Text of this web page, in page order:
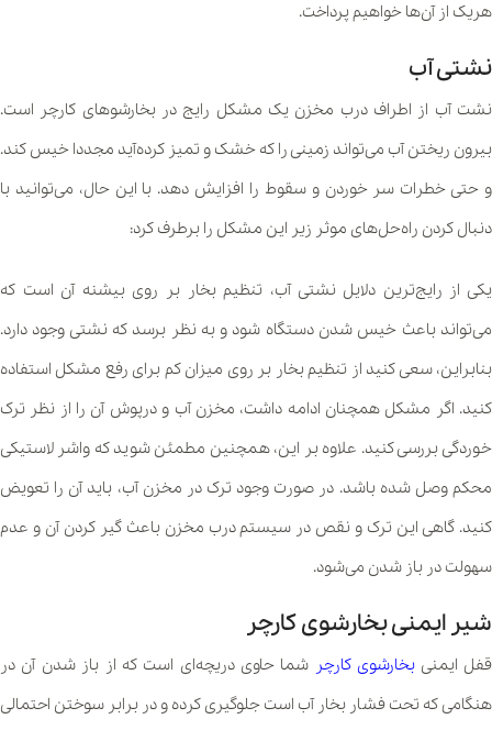
هریک از آن‌ها خواهیم پرداخت.
نشتی آب
نشت آب از اطراف درب مخزن یک مشکل رایج در بخارشوهای کارچر است.
بیرون ریختن آب می‌تواند زمینی را که خشک و تمیز کرده‌آید مجددا خیس کند.
و حتی خطرات سر خوردن و سقوط را افزایش دهد. با این حال، می‌توانید با
دنبال کردن راه‌حل‌های موثر زیر این مشکل را برطرف کرد:
یکی از رایج‌ترین دلایل نشتی آب، تنظیم بخار بر روی بیشنه آن است که
می‌تواند باعث خیس شدن دستگاه شود و به نظر برسد که نشتی وجود دارد.
بنابراین، سعی کنید از تنظیم بخار بر روی میزان کم برای رفع مشکل استفاده
کنید. اگر مشکل همچنان ادامه داشت، مخزن آب و درپوش آن را از نظر ترک
خوردگی بررسی کنید. علاوه بر این، همچنین مطمئن شوید که واشر لاستیکی
محکم وصل شده باشد. در صورت وجود ترک در مخزن آب، باید آن را تعویض
کنید. گاهی این ترک و نقص در سیستم درب مخزن باعث گیر کردن آن و عدم
سهولت در باز شدن می‌شود.
شیر ایمنی بخارشوی کارچر
قفل ایمنی بخارشوی کارچر شما حاوی دریچه‌ای است که از باز شدن آن در
هنگامی که تحت فشار بخار آب است جلوگیری کرده و در برابر سوختن احتمالی